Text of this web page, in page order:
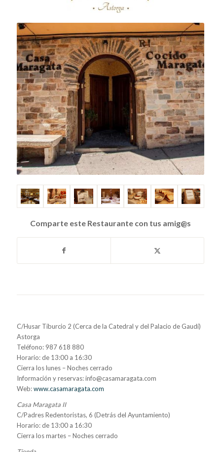
Comparte este Restaurante con tus amig@s
C/Husar Tiburcio 2 (Cerca de la Catedral y del Palacio de Gaudí)
Astorga
Teléfono: 987 618 880
Horario: de 13:00 a 16:30
Cierra los lunes – Noches cerrado
Información y reservas: info@casamaragata.com
Web:www.casamaragata.com
Casa Maragata II
C/Padres Redentoristas, 6 (Detrás del Ayuntamiento)
Horario: de 13:00 a 16:30
Cierra los martes – Noches cerrado